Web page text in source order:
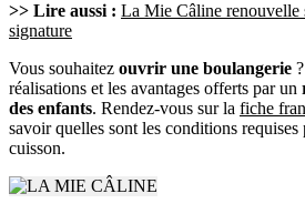
>> Lire aussi : La Mie Câline renouvelle
signature
Vous souhaitez ouvrir une boulangerie
réalisations et les avantages offerts par un
des enfants. Rendez-vous sur la fiche
savoir quelles sont les conditions
cuisson.